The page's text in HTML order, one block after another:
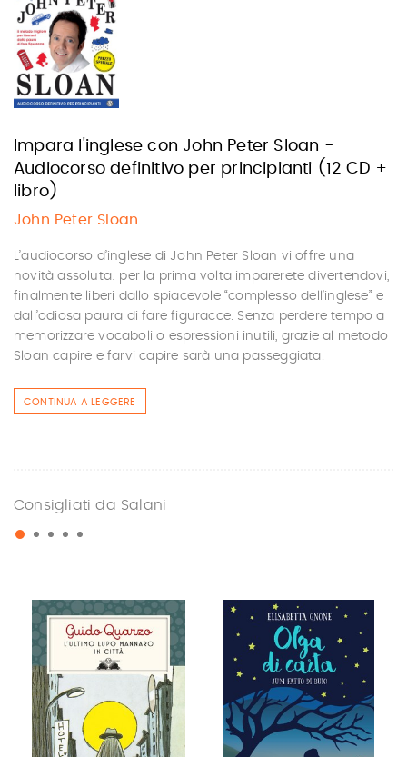
Impara l'inglese con John Peter Sloan -
Audiocorso definitivo per principianti (12 CD +
libro)
John Peter Sloan
L’audiocorso d’inglese di John Peter Sloan vi offre una
novità assoluta: per la prima volta imparerete divertendovi,
finalmente liberi dallo spiacevole “complesso dell’inglese” e
dall’odiosa paura di fare figuracce. Senza perdere tempo a
memorizzare vocaboli o espressioni inutili, grazie al metodo
Sloan capire e farvi capire sarà una passeggiata.
CONTINUA A LEGGERE
Consigliati da Salani